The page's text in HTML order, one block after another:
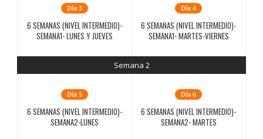
Día 3
6 SEMANAS (NIVEL INTERMEDIO)-
SEMANA1- LUNES Y JUEVES
Día 4
6 SEMANAS (NIVEL INTERMEDIO)-
SEMANA1- MARTES-VIERNES
Semana 2
Día 5
6 SEMANAS (NIVEL INTERMEDIO)-
SEMANA2-LUNES
Día 6
6 SEMANAS (NIVEL INTERMEDIO)-
SEMANA2- MARTES